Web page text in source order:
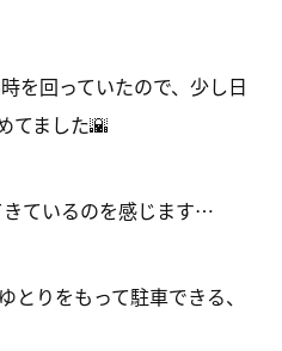
を回っていたので、少し日
てました🌇
ているのを感じます…
りをもって駐車できる、